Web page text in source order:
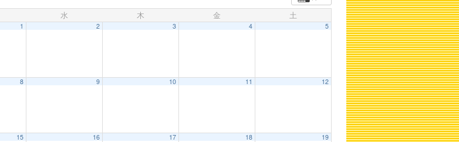
水 木 金 土
1 2 3 4 5
8 9 10 11 12
15 16 17 18 19